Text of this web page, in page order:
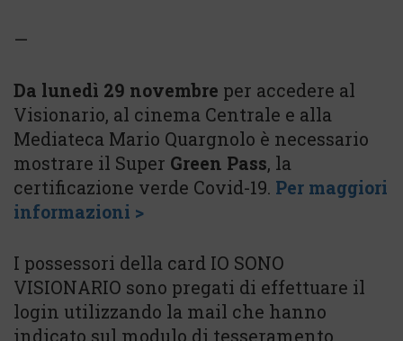
—
Da lunedì 29 novembre per accedere al
Visionario, al cinema Centrale e alla
Mediateca Mario Quargnolo è necessario
mostrare il Super Green Pass, la
certificazione verde Covid-19. Per maggiori
informazioni >
I possessori della card IO SONO
VISIONARIO sono pregati di effettuare il
login utilizzando la mail che hanno
indicato sul modulo di tesseramento.